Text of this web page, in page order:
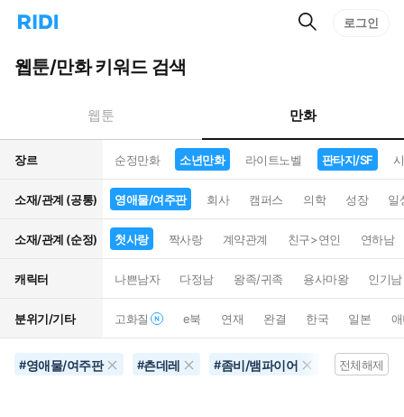
리
홈
으
턴
트
검
로그인
웹툰/만화 키워드 검색
웹툰 만화
장르 순정만화 소년만화 라이트노벨 판타지/SF
소재/관계 (공통) 영애물/여주판 회사 캠퍼스 의학 성장 일
소재/관계 (순정) 첫사랑 짝사랑 계약관계 친구>연인 연하남
캐릭터 나쁜남자 다정남 왕족/귀족 용사마왕 인기남
분위기/기타 고화질 e북 연재 완결 한국 일본
#영애물/여주판 #츤데레 #좀비/뱀파이어 영화화
전체해제